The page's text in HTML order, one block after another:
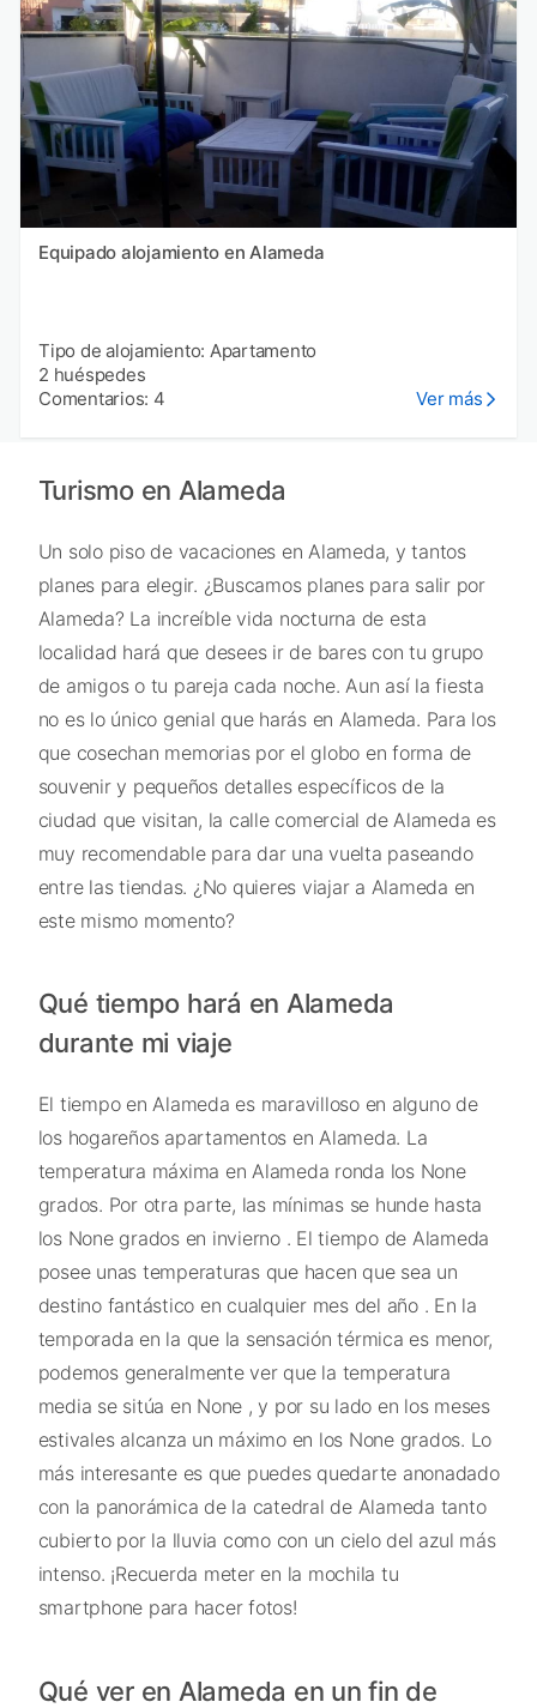
Equipado alojamiento en Alameda
Tipo de alojamiento: Apartamento
2 huéspedes
Comentarios: 4
Ver más
Turismo en Alameda
Un solo piso de vacaciones en Alameda, y tantos
planes para elegir. ¿Buscamos planes para salir por
Alameda? La increíble vida nocturna de esta
localidad hará que desees ir de bares con tu grupo
de amigos o tu pareja cada noche. Aun así la fiesta
no es lo único genial que harás en Alameda. Para los
que cosechan memorias por el globo en forma de
souvenir y pequeños detalles específicos de la
ciudad que visitan, la calle comercial de Alameda es
muy recomendable para dar una vuelta paseando
entre las tiendas. ¿No quieres viajar a Alameda en
este mismo momento?
Qué tiempo hará en Alameda
durante mi viaje
El tiempo en Alameda es maravilloso en alguno de
los hogareños apartamentos en Alameda. La
temperatura máxima en Alameda ronda los None
grados. Por otra parte, las mínimas se hunde hasta
los None grados en invierno . El tiempo de Alameda
posee unas temperaturas que hacen que sea un
destino fantástico en cualquier mes del año . En la
temporada en la que la sensación térmica es menor,
podemos generalmente ver que la temperatura
media se sitúa en None , y por su lado en los meses
estivales alcanza un máximo en los None grados. Lo
más interesante es que puedes quedarte anonadado
con la panorámica de la catedral de Alameda tanto
cubierto por la lluvia como con un cielo del azul más
intenso. ¡Recuerda meter en la mochila tu
smartphone para hacer fotos!
Qué ver en Alameda en un fin de